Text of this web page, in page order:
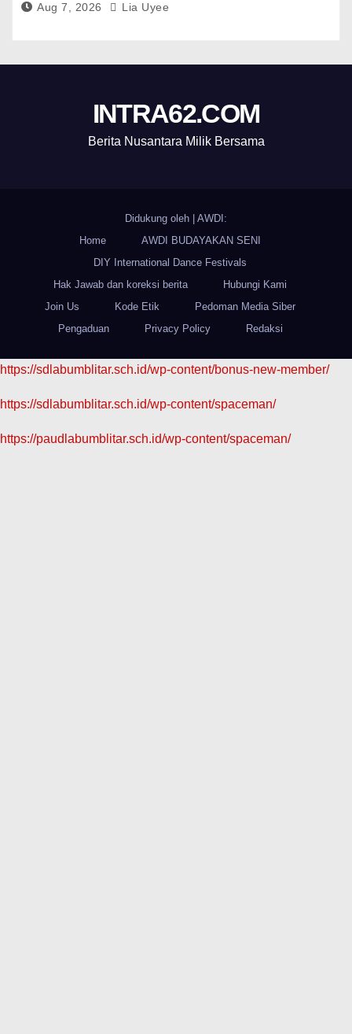
Aug 7, 2026 Lia Uyee
INTRA62.COM
Berita Nusantara Milik Bersama
Didukung oleh
AWDI:
Home
AWDI BUDAYAKAN SENI
DIY International Dance Festivals
Hak Jawab dan koreksi berita
Hubungi Kami
Join Us
Kode Etik
Pedoman Media Siber
Pengaduan
Privacy Policy Redaksi
https://sdlabumblitar.sch.id/wp-content/bonus-new-member/
https://sdlabumblitar.sch.id/wp-content/spaceman/
https://paudlabumblitar.sch.id/wp-content/spaceman/